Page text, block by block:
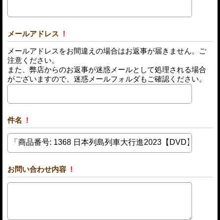
メールアドレス !
メールアドレスをお間違えの場合はお返事が届きません。ご
注意ください。
また、弊店からのお返事が迷惑メールとして処理される場合
がございますので、迷惑メールフォルダもご確認ください。
件名 !
お問い合わせ内容 !